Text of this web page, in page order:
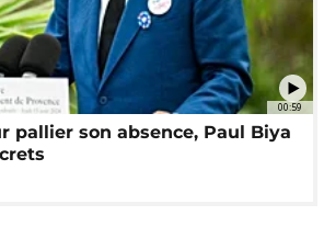
00:59
pallier son absence, Paul Biya